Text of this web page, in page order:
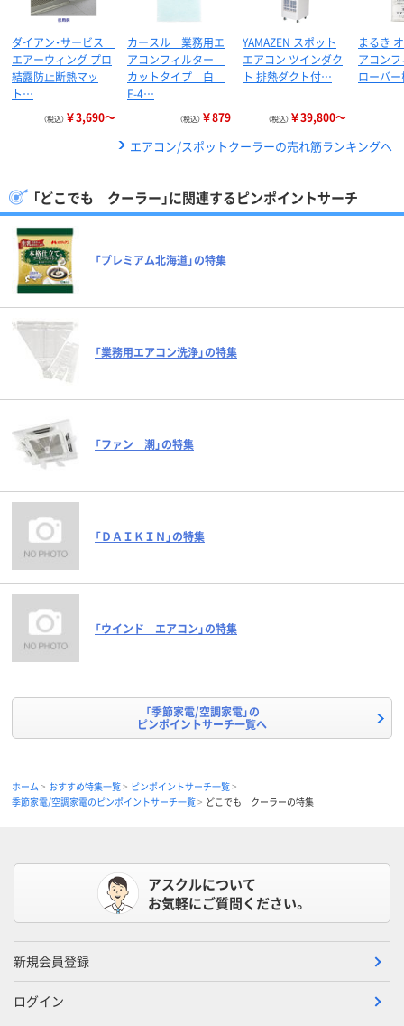
ダイアン・サービス
エアーウィング プロ
結露防止断熱マッ
ト…
（税込） ￥3,690～
カースル 業務用エ
アコンフィルター
カットタイプ 白
E-4…
（税込） ￥879
YAMAZEN スポット
エアコン ツインダク
ト 排熱ダクト付…
（税込） ￥39,800～
まるき
アコン
ローバ
エアコン/スポットクーラーの売れ筋ランキングへ
「どこでも クーラー」に関連するピンポイントサーチ
「プレミアム北海道」の特集
「業務用エアコン洗浄」の特集
「ファン 潮」の特集
「ＤＡＩＫＩＮ」の特集
「ウインド エアコン」の特集
「季節家電/空調家電」の
ピンポイントサーチ一覧へ
ホーム おすすめ特集一覧
ピンポイントサーチ一覧
季節家電/空調家電のピンポイントサーチ一覧
どこでも クーラーの特集
アスクルについて
お気軽にご質問ください。
新規会員登録
ログイン